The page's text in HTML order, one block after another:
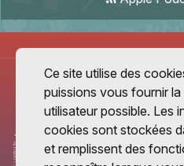
Ce site utilise des
puissions vous fournir
utilisateur possible. Les
cookies sont stockées
et remplissent des